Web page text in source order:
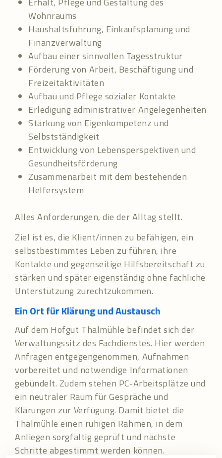
Wohnraums
Haushaltsführung, Einkaufsplanung und
Finanzverwaltung
Aufbau einer sinnvollen Tagesstruktur
Förderung von Arbeit, Beschäftigung und
Freizeitaktivitäten
Aufbau und Pflege sozialer Kontakte
Erledigung administrativer Angelegenheiten
Stärkung von Eigenkompetenz und
Selbstständigkeit
Entwicklung von Lebensperspektiven und
Gesundheitsförderung
Zusammenarbeit mit dem bestehenden
Helfersystem
Alles Anforderungen, die der Alltag stellt.
Ziel ist es, die Klient/innen zu befähigen, ein
selbstbestimmtes Leben zu führen, ihre
Kontakte und gegenseitige Hilfsbereitschaft zu
stärken und später eigenständig ohne fachliche
Unterstützung zurechtzukommen.
Ein Ort für Klärung und Austausch
Auf dem Hofgut Thalmühle befindet sich der
Verwaltungssitz des Fachdienstes. Hier werden
Anfragen entgegengenommen, Aufnahmen
vorbereitet und notwendige Informationen
gebündelt. Zudem stehen PC-Arbeitsplätze und
ein neutraler Raum für Gespräche und
Klärungen zur Verfügung. Damit bietet die
Thalmühle einen ruhigen Rahmen, in dem
Anliegen sorgfältig geprüft und nächste
Schritte abgestimmt werden können.